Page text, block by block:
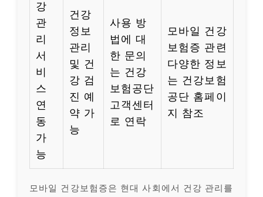
강
관
리
서
비
스
연
동
가
능
건강
정보
관리
및 건
강 검
진 예
약 가
능
사용 방
법에 대
한 문의
는 건강
보험공단
고객센터
로 연락
모바일 건강
보험증 관련
다양한 정보
는 건강보험
공단 홈페이
지 참조
모바일 건강보험증은 현대 사회에서 건강 관리를